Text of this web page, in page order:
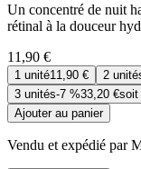
Un concentré de nuit
rétinal à la douceur
11,90 €
1 unité11,90 € 2
3 unités-7 %33,20 €soit
Ajouter au panier
Vendu et expédié par